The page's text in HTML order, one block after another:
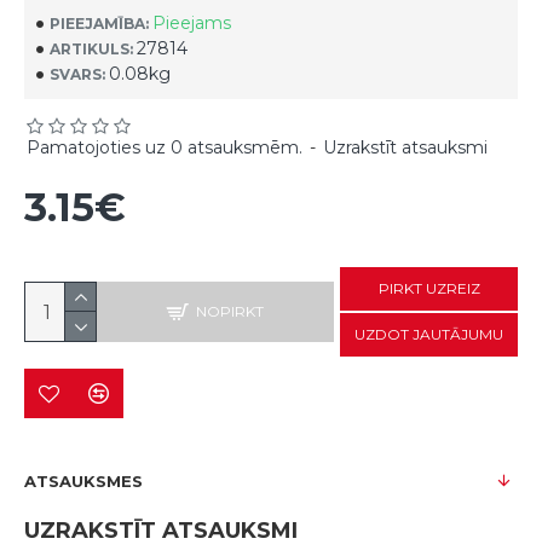
PIEEJAMĪBA: Pieejams
ARTIKULS: 27814
SVARS: 0.08kg
Pamatojoties uz 0 atsauksmēm. - Uzrakstīt atsauksmi
3.15€
NOPIRKT
PIRKT UZREIZ
UZDOT JAUTĀJUMU
ATSAUKSMES
UZRAKSTĪT ATSAUKSMI